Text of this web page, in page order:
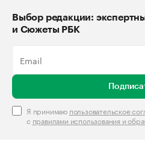
Выбор редакции:
и Сюжеты РБК
Я принимаю пользовательское
с правилами использования и